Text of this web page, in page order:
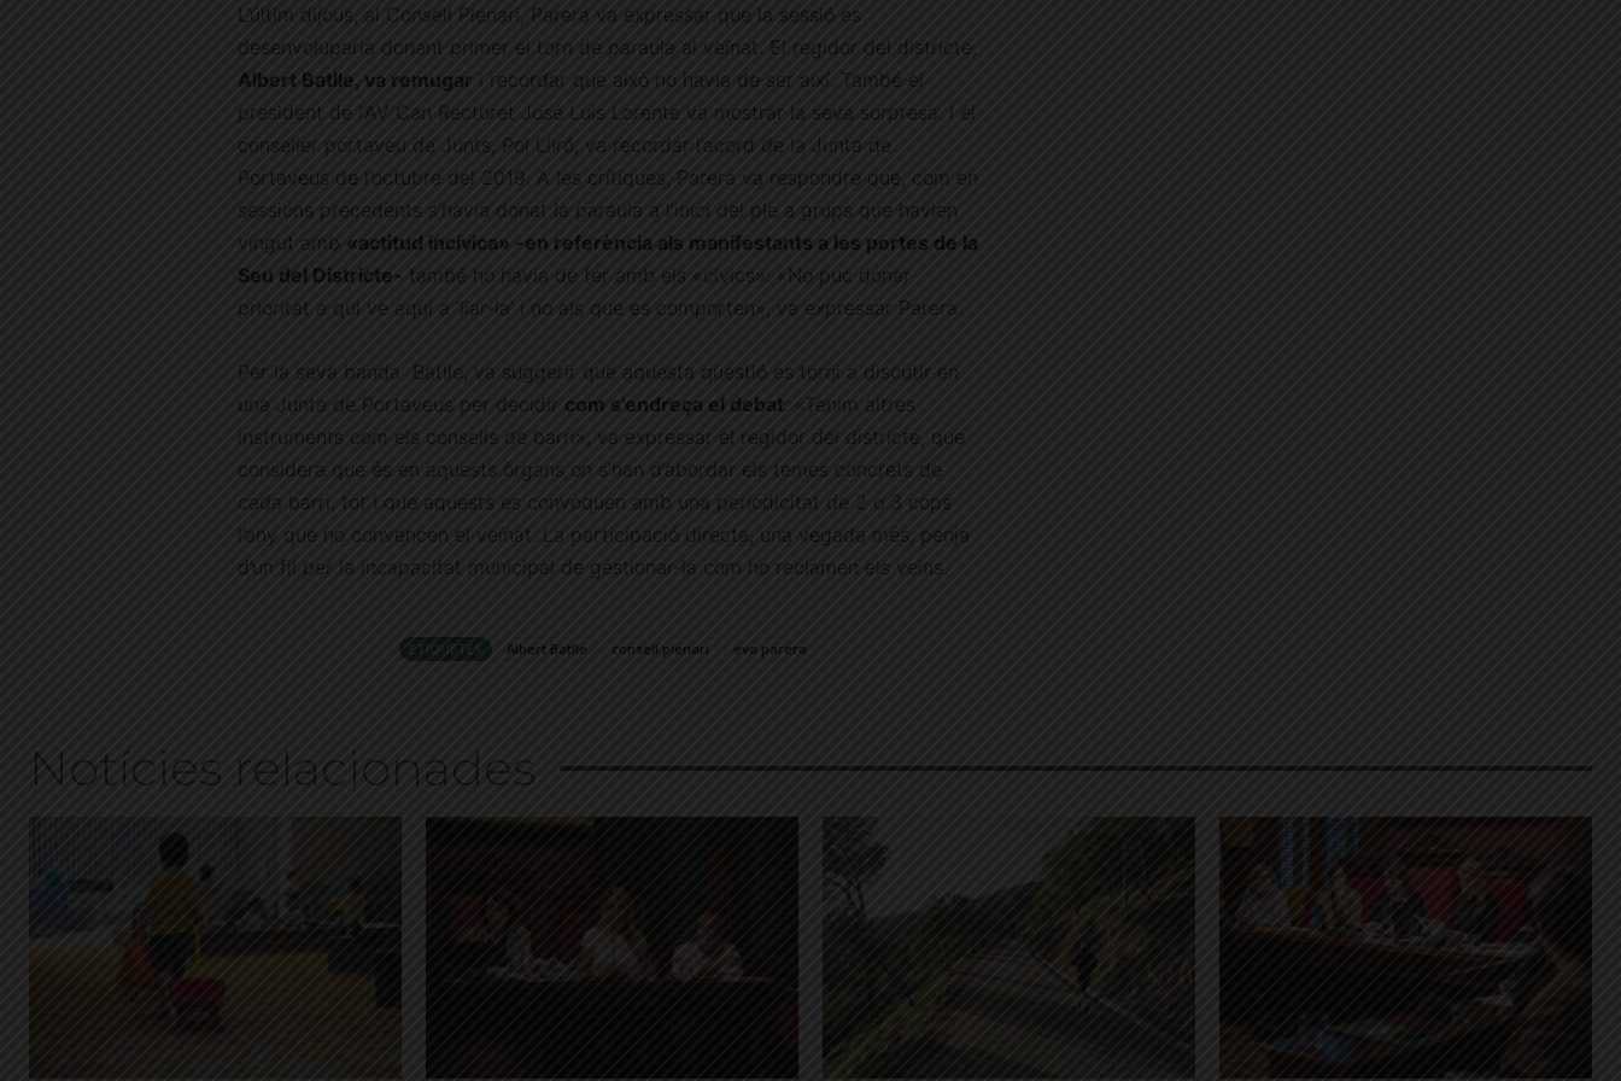
L’últim dijous, al Consell Plenari, Parera va expressar que la sessió es
desenvoluparia donant primer el torn de paraula al veïnat. El regidor del districte,
Albert Batlle, va remugar i recordar que això no havia de ser així. També el
president de l’AV Can Rectoret José Luis Lorente va mostrar la seva sorpresa. I el
conseller portaveu de Junts, Pol Lliró, va recordar l’acord de la Junta de
Portaveus de l’octubre del 2019. A les crítiques, Parera va respondre que, com en
sessions precedents s’havia donat la paraula a l’inici del ple a grups que havien
vingut amb «actitud incívica» -en referència als manifestants a les portes de la
Seu del Districte- també ho havia de fer amb els «cívics»: «No puc donar
prioritat a qui ve aquí a ‘liar-la’ i no als que es comporten», va expressar Parera.
Per la seva banda Batlle, va suggerir que aquesta qüestió es torni a discutir en
una Junta de Portaveus per decidir com s’endreça el debat: «Tenim altres
instruments com els consells de barri», va expressar el regidor del districte, que
considera que és en aquests òrgans on s’han d’abordar els temes concrets de
cada barri, tot i que aquests es convoquen amb una periodicitat de 2 o 3 cops
l’any que no convencen el veïnat. La participació directa, una vegada més, penja
d’un fil per la incapacitat municipal de gestionar-la com ho reclamen els veïns.
ETIQUETES Albert Batlle consell plenari eva parera
Notícies relacionades